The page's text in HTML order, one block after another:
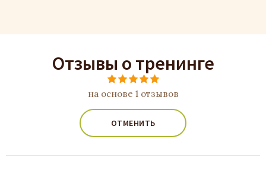
Отзывы о тренинге
на основе 1 отзывов
ОТМЕНИТЬ